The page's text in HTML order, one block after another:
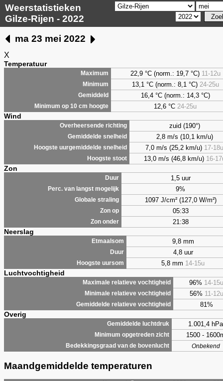
Weerstatistieken
Gilze-Rijen - 2022
ma 23 mei 2022
X
Temperatuur
Maximum 22,9 °C (norm.: 19,7 °C) 11-12u
Minimum 13,1 °C (norm.: 8,1 °C) 24-25u
Gemiddeld 16,4 °C (norm.: 14,3 °C)
Minimum op 10 cm hoogte 12,6 °C 24-25u
Wind
Overheersende richting zuid (190°)
Gemiddelde snelheid 2,8 m/s (10,1 km/u)
Hoogste uurgemiddelde snelheid 7,0 m/s (25,2 km/u) 17-18u
Hoogste stoot 13,0 m/s (46,8 km/u) 16-
Zon
Duur 1,5 uur
Perc. van langst mogelijk 9%
Globale straling 1097 J/cm² (127,0 W/m²)
Zon op 05:33
Zon onder 21:38
Neerslag
Etmaalsom 9,8 mm
Duur 4,8 uur
Hoogste uursom 5,8 mm 14-15u
Luchtvochtigheid
Maximale relatieve vochtigheid 96% 14-15u
Minimale relatieve vochtigheid 56% 11-12u
Gemiddelde relatieve vochtigheid 81%
Overig
Gemiddelde luchtdruk 1.001,4 hPa
Minimum opgetreden zicht 1500 -
Bedekkingsgraad van de bovenlucht Onbekend
Maandgemiddelde temperaturen